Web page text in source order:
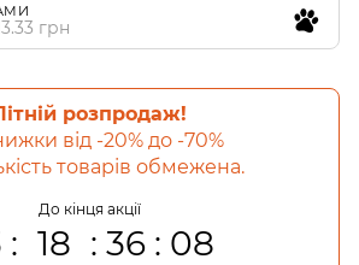
грн
розпродаж!
від -20% до -70%
товарів обмежена.
До кінця акції
18 36 08